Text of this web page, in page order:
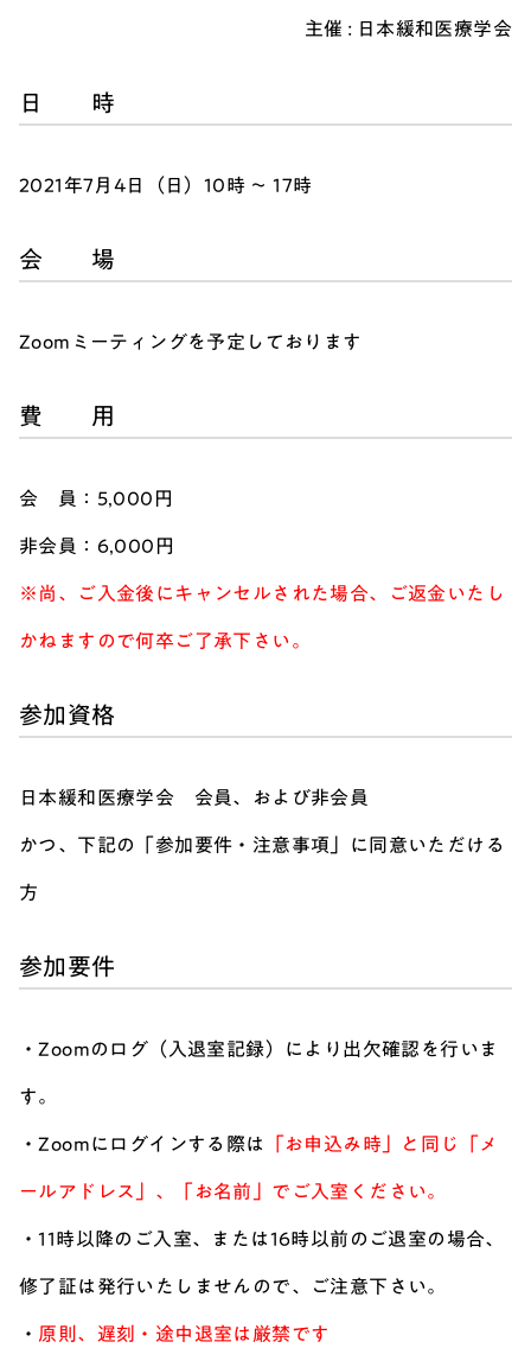
主催 : 日本緩和医療学会
日 時
2021年7月4日（日）10時 ～ 17時
会 場
Zoomミーティングを予定しております
費 用
会 員：5,000円
非会員：6,000円
※尚、ご入金後にキャンセルされた場合、ご返金いたし
かねますので何卒ご了承下さい。
参加資格
日本緩和医療学会 会員、および非会員
かつ、下記の「参加要件・注意事項」に同意いただける
方
参加要件
・Zoomのログ（入退室記録）により出欠確認を行いま
す。
・Zoomにログインする際は 「お申込み時」と同じ「メ
ールアドレス」、「お名前」でご入室ください。
・11時以降のご入室、または16時以前のご退室の場合、
修了証は発行いたしませんので、ご注意下さい。
・ 原則、遅刻・途中退室は厳禁です